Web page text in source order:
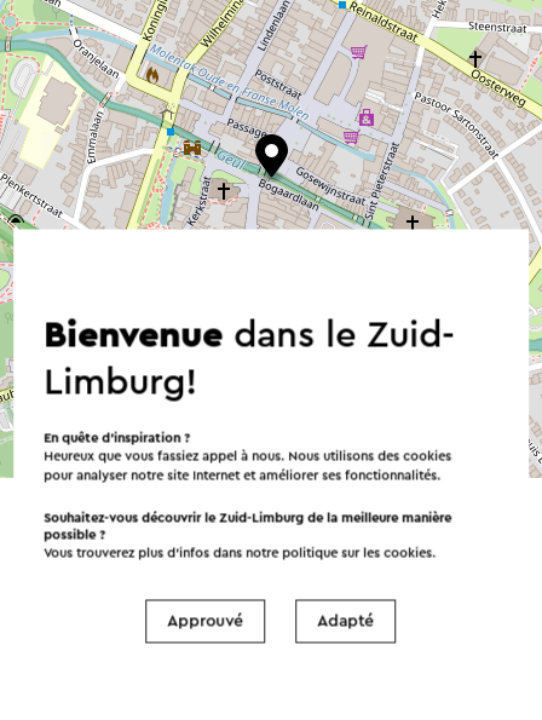
©OpenStreetMapcontributors
→ Planifier votre itinéraire
Envoyez un mail
Bienvenuedans le Zuid-
Limburg!
En quête d’inspiration ?
Heureux que vous fassiez appel à nous. Nous utilisons des cookies
pour analyser notre site Internet et améliorer ses fonctionnalités.
Souhaitez-vous découvrir le Zuid-Limburg de la meilleure manière
possible ?
Vous trouverez plus d’infos dans notre politique sur lescookies.
Approuvé Adapté